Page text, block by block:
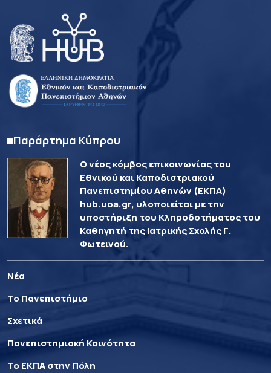
Παράρτημα Κύπρου
Ο νέος κόμβος επικοινωνίας του
Εθνικού και Καποδιστριακού
Πανεπιστημίου Αθηνών (ΕΚΠΑ)
hub.uoa.gr, υλοποιείται με την
υποστήριξη του Κληροδοτήματος του
Καθηγητή της Ιατρικής Σχολής Γ.
Φωτεινού.
Νέα
Το Πανεπιστήμιο
Σχετικά
Πανεπιστημιακή Κοινότητα
Το ΕΚΠΑ στην Πόλη